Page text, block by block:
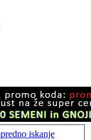
iskanje